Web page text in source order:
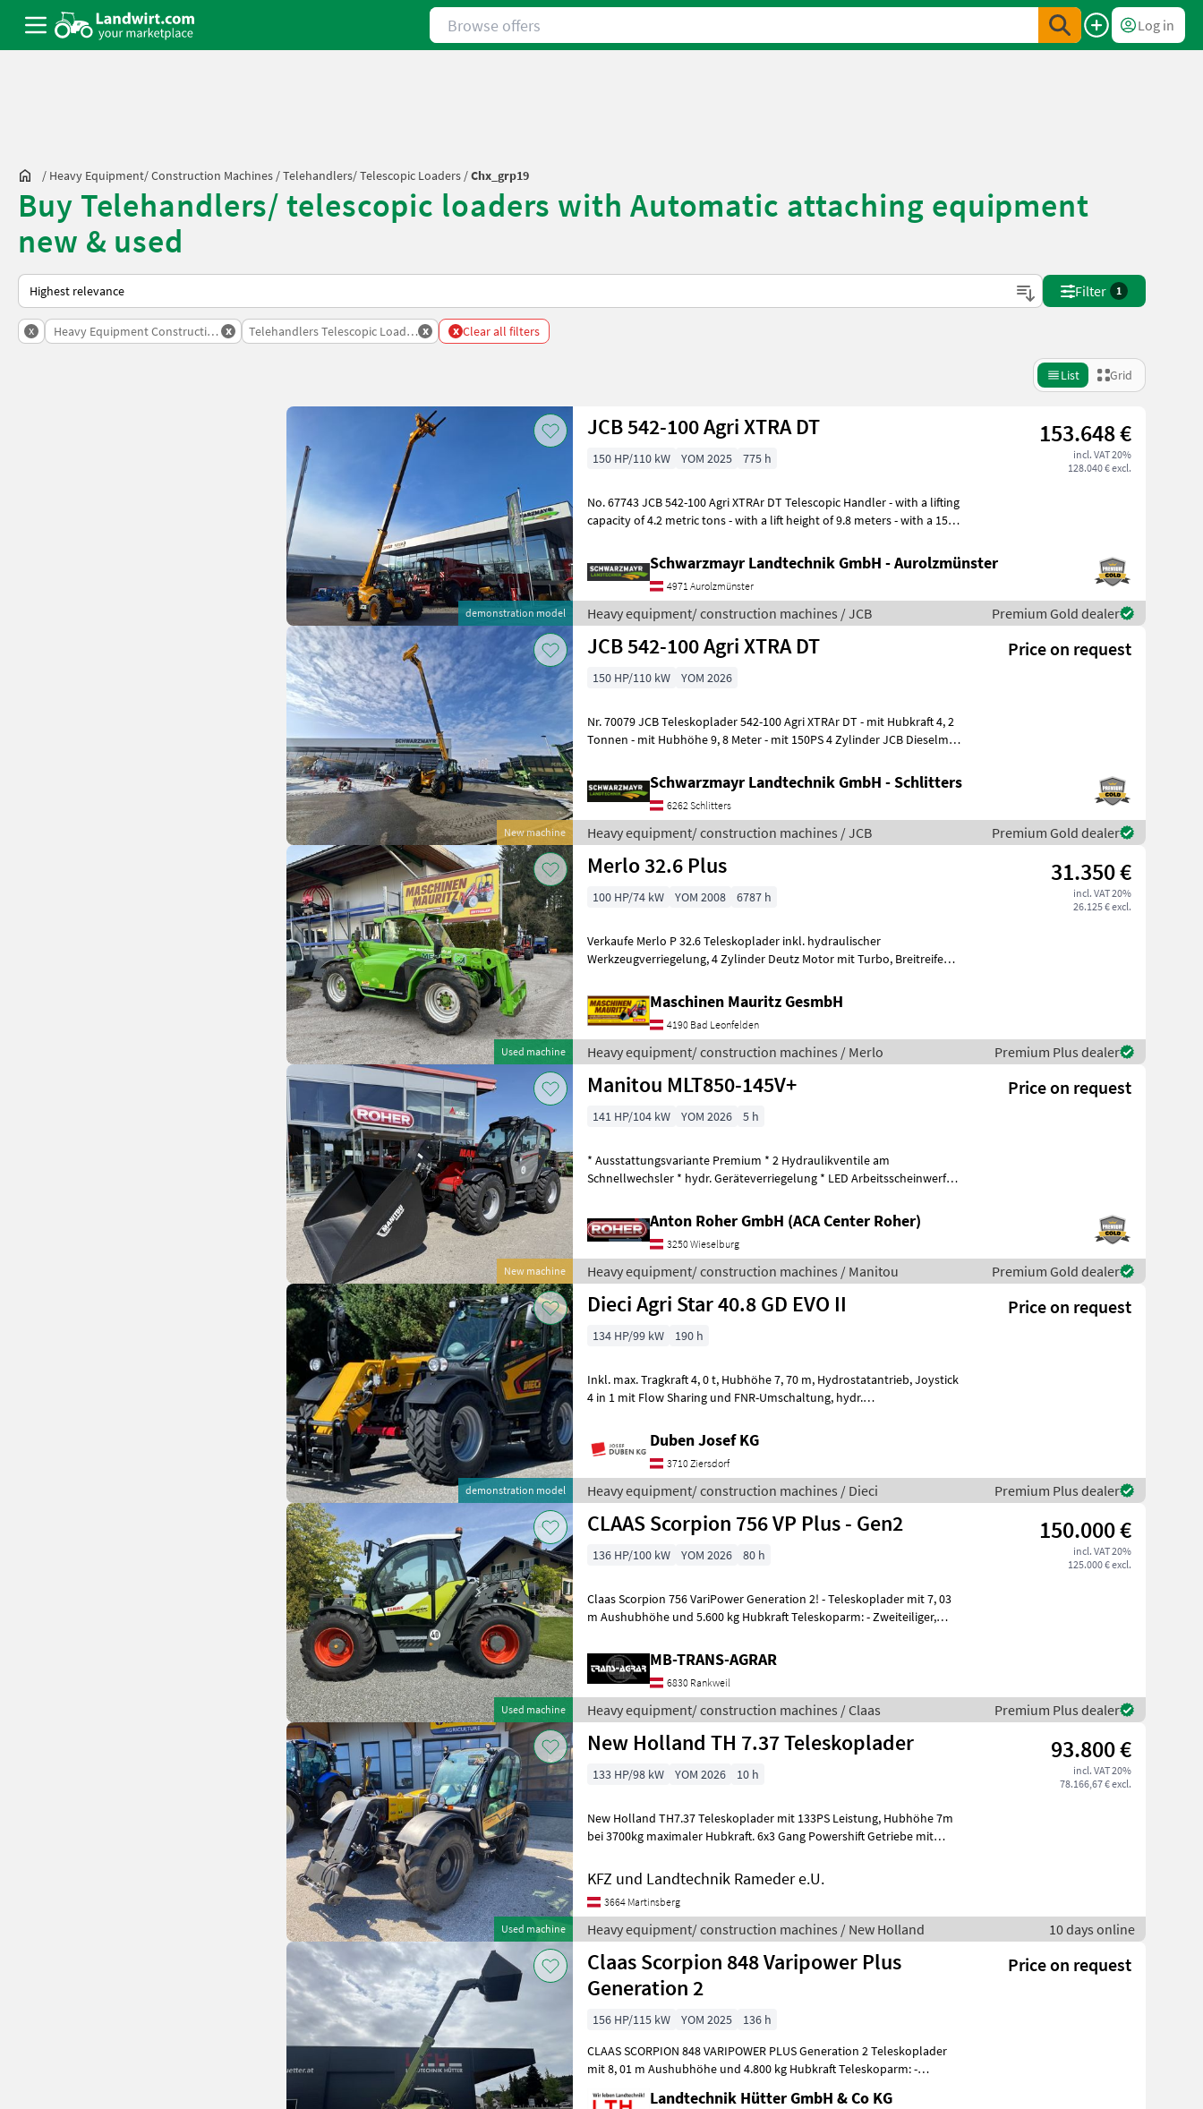
Browse offers
Log in
/ Heavy Equipment/ Construction Machines /Telehandlers/ Telescopic Loaders /Chx_grp19
Buy Telehandlers/ telescopic loaders with Automatic attaching equipment
new & used
This is how sorting works on Landwirt.com
Filter 1
x Heavy Equipment Construction Machines
x Telehandlers Telescopic Loadersx x Clear all filters
List Grid
demonstration model
JCB 542-100 Agri XTRA DT 153.648 €
incl. VAT 20%
128.040 € excl.
150 HP/110 kW YOM 2025 775 h
No. 67743 JCB 542-100 Agri XTRAr DT Telescopic Handler - with a lifting
capacity of 4.2 metric tons - with a lift height of 9.8 meters - with a 150
Schwarzmayr Landtechnik GmbH - Aurolzmünster
4971 Aurolzmünster
Heavy equipment/ construction machines / JCB Premium Gold dealer
New machine
JCB 542-100 Agri XTRA DT Price on request
150 HP/110 kW YOM 2026
Nr. 70079 JCB Teleskoplader 542-100 Agri XTRAr DT - mit Hubkraft 4, 2
Tonnen - mit Hubhöhe 9, 8 Meter - mit 150PS 4 Zylinder JCB Dieselmax
Schwarzmayr Landtechnik GmbH - Schlitters
6262 Schlitters
Heavy equipment/ construction machines / JCB Premium Gold dealer
Used machine
Merlo 32.6 Plus 31.350 €
incl. VAT 20%
26.125 € excl.
100 HP/74 kW YOM 2008 6787 h
Verkaufe Merlo P 32.6 Teleskoplader inkl. hydraulischer
Werkzeugverriegelung, 4 Zylinder Deutz Motor mit Turbo, Breitreifen,
Maschinen Mauritz GesmbH
4190 Bad Leonfelden
Heavy equipment/ construction machines / Merlo Premium Plus dealer
New machine
Manitou MLT850-145V+ Price on request
141 HP/104 kW YOM 2026 5 h
* Ausstattungsvariante Premium * 2 Hydraulikventile am
Schnellwechsler * hydr. Geräteverriegelung * LED Arbeitsscheinwerfer
Anton Roher GmbH (ACA Center Roher)
3250 Wieselburg
Heavy equipment/ construction machines / Manitou Premium Gold dealer
demonstration model
Dieci Agri Star 40.8 GD EVO II Price on request
134 HP/99 kW 190 h
Inkl. max. Tragkraft 4, 0 t, Hubhöhe 7, 70 m, Hydrostatantrieb, Joystick
4 in 1 mit Flow Sharing und FNR-Umschaltung, hydr.
Duben Josef KG
3710 Ziersdorf
Heavy equipment/ construction machines / Dieci Premium Plus dealer
Used machine
CLAAS Scorpion 756 VP Plus - Gen2 150.000 €
incl. VAT 20%
125.000 € excl.
136 HP/100 kW YOM 2026 80 h
Claas Scorpion 756 VariPower Generation 2! - Teleskoplader mit 7, 03
m Aushubhöhe und 5.600 kg Hubkraft Teleskoparm: - Zweiteiliger,
MB-TRANS-AGRAR
6830 Rankweil
Heavy equipment/ construction machines / Claas Premium Plus dealer
Used machine
New Holland TH 7.37 Teleskoplader 93.800 €
incl. VAT 20%
78.166,67 € excl.
133 HP/98 kW YOM 2026 10 h
New Holland TH7.37 Teleskoplader mit 133PS Leistung, Hubhöhe 7m
bei 3700kg maximaler Hubkraft. 6x3 Gang Powershift Getriebe mit
KFZ und Landtechnik Rameder e.U.
3664 Martinsberg
Heavy equipment/ construction machines / New Holland 10 days online
Claas Scorpion 848 Varipower Plus
Generation 2
Price on request
156 HP/115 kW YOM 2025
136 h
CLAAS SCORPION 848 VARIPOWER PLUS Generation 2 Teleskoplader
mit 8, 01 m Aushubhöhe und 4.800 kg Hubkraft Teleskoparm: -
Landtechnik Hütter GmbH & Co KG